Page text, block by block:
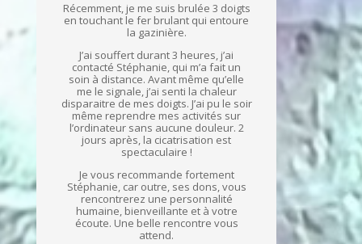
Récemment, je me suis brulée 3 doigts
en touchant le fer brulant qui entoure
la gazinière.
J’ai souffert durant 3 heures, j’ai
contacté Stéphanie, qui m’a fait un
soin à distance. Avant même qu’elle
me le signale, j’ai senti la chaleur
disparaitre de mes doigts. J’ai pu le soir
même reprendre mes activités sur
l’ordinateur sans aucune douleur. 2
jours après, la cicatrisation est
spectaculaire !
Je vous recommande fortement
Stéphanie, car outre, ses dons, vous
rencontrerez une personnalité
humaine, bienveillante et à votre
écoute. Une belle rencontre vous
attend.